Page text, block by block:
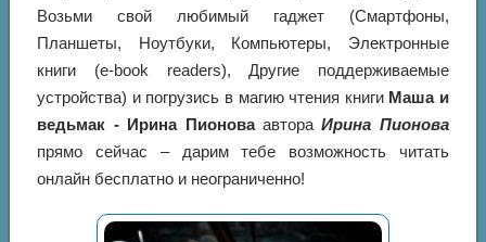
Возьми свой любимый гаджет (Смартфоны,
Планшеты, Ноутбуки, Компьютеры, Электронные
книги (e-book readers), Другие поддерживаемые
устройства) и погрузись в магию чтения книги Маша и
ведьмак - Ирина ПионоваавтораИрина Пионова
прямо сейчас – дарим тебе возможность читать
онлайн бесплатно и неограниченно!